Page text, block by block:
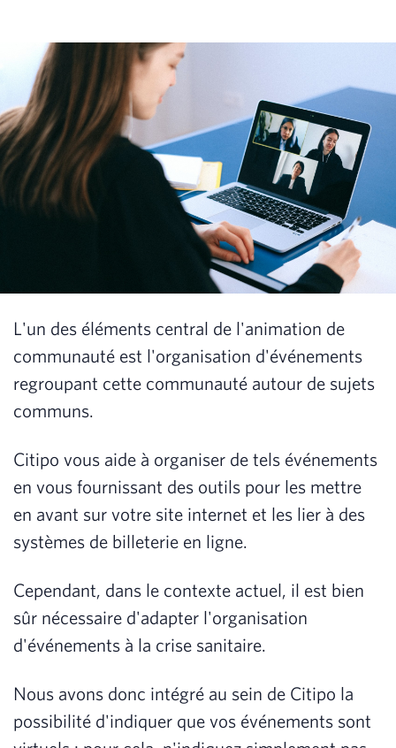
L'un des éléments central de l'animation de
communauté est l'organisation d'événements
regroupant cette communauté autour de sujets
communs.
Citipo vous aide à organiser de tels événements
en vous fournissant des outils pour les mettre
en avant sur votre site internet et les lier à des
systèmes de billeterie en ligne.
Cependant, dans le contexte actuel, il est bien
sûr nécessaire d'adapter l'organisation
d'événements à la crise sanitaire.
Nous avons donc intégré au sein de Citipo la
possibilité d'indiquer que vos événements sont